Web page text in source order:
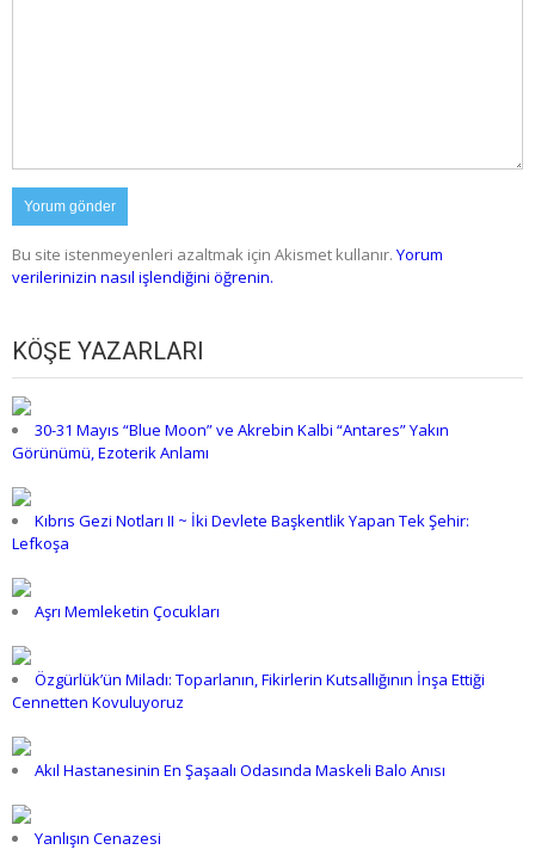
Bu site istenmeyenleri azaltmak için Akismet kullanır. Yorum
verilerinizin nasıl işlendiğini öğrenin.
KÖŞE YAZARLARI
30-31 Mayıs “Blue Moon” ve Akrebin Kalbi “Antares” Yakın
Görünümü, Ezoterik Anlamı
Kıbrıs Gezi Notları II ~ İki Devlete Başkentlik Yapan Tek Şehir:
Lefkoşa
Aşrı Memleketin Çocukları
Özgürlük’ün Miladı: Toparlanın, Fikirlerin Kutsallığının İnşa Ettiği
Cennetten Kovuluyoruz
Akıl Hastanesinin En Şaşaalı Odasında Maskeli Balo Anısı
Yanlışın Cenazesi